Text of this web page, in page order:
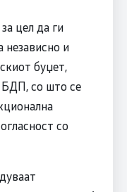
цел да ги
независно и
буџет,
БДП, со што се
со